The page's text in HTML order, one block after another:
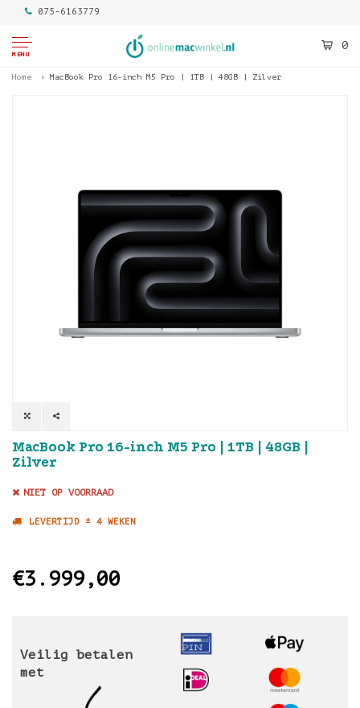
075-6163779
MENU
0
Home MacBook Pro 16-inch M5 Pro | 1TB | 48GB | Zilver
MacBook Pro 16-inch M5 Pro | 1TB | 48GB |
Zilver
NIET OP VOORRAAD
LEVERTIJD ± 4 WEKEN
€3.999,00
Veilig betalen
met